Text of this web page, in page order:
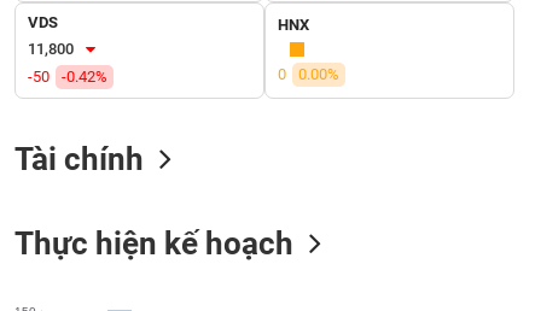
VDS
11,800
-50
-0.42%
HNX
0 0.00%
Tài chính
Thực hiện kế hoạch
BẤT
SẢN
chứng
khoán